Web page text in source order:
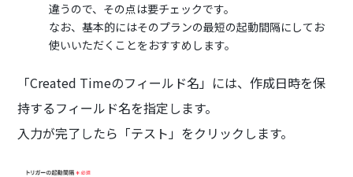
違うので、その点は要チェックです。
なお、基本的にはそのプランの最短の起動間隔にしてお
使いいただくことをおすすめします。
「Created Timeのフィールド名」には、作成日時を保
持するフィールド名を指定します。
入力が完了したら「テスト」をクリックします。